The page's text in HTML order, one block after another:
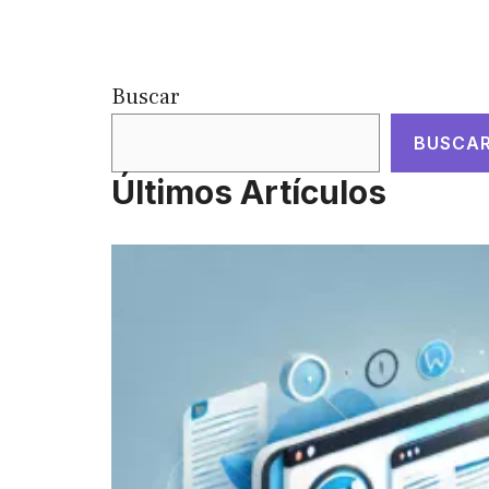
Buscar
Últimos Artículos